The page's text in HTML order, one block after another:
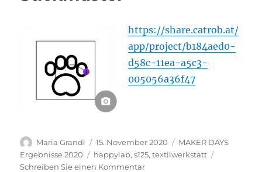
https://share.catrob.at/
app/project/b184aed0-
d58c-11ea-a5c3-
005056a36f47
Autor
Maria Grandl
Veröffentlicht
am
15. November 2020 Kategorien
MAKER DAYS
Ergebnisse 2020
Schlagwörter
happylab,s125,textilwerkstatt
Schreiben Sie einen Kommentarzu